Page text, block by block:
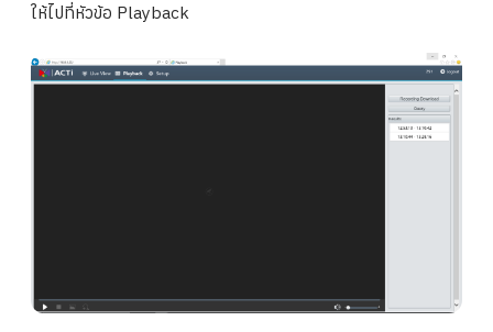
ให้ไปที่หัวข้อ Playback